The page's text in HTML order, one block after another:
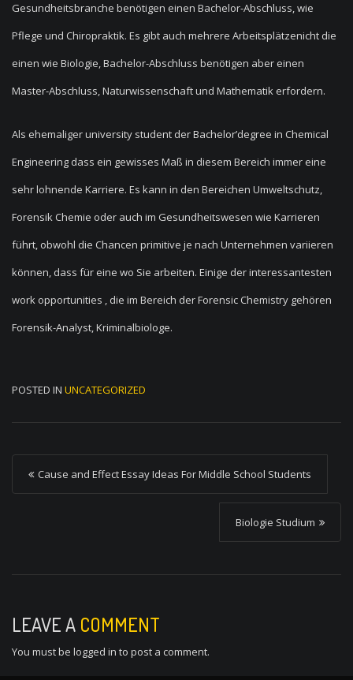
Gesundheitsbranche benötigen einen Bachelor-Abschluss, wie
Pflege und Chiropraktik. Es gibt auch mehrere Arbeitsplätzenicht die
einen wie Biologie, Bachelor-Abschluss benötigen aber einen
Master-Abschluss, Naturwissenschaft und Mathematik erfordern.
Als ehemaliger university student der Bachelor’degree in Chemical
Engineering dass ein gewisses Maß in diesem Bereich immer eine
sehr lohnende Karriere. Es kann in den Bereichen Umweltschutz,
Forensik Chemie oder auch im Gesundheitswesen wie Karrieren
führt, obwohl die Chancen primitive je nach Unternehmen variieren
können, dass für eine wo Sie arbeiten. Einige der interessantesten
work opportunities , die im Bereich der Forensic Chemistry gehören
Forensik-Analyst, Kriminalbiologe.
POSTED IN UNCATEGORIZED
P
o
n
v
i
Cause and Effect Essay Ideas For Middle School Students
Biologie Studium
LEAVE A COMMENT
You must be logged in to post a comment.